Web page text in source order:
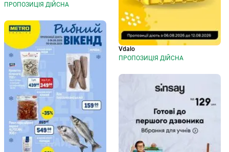
ПРОПОЗИЦІЯ ДІЙСНА
Vdalo
ПРОПОЗИЦІЯ ДІЙСНА